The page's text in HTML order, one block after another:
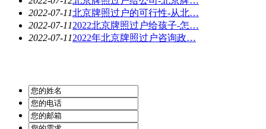
2022-07-11北京牌照过户的可行性-从北…
2022-07-112022北京牌照过户给孩子-怎…
2022-07-112022年北京牌照过户咨询政…